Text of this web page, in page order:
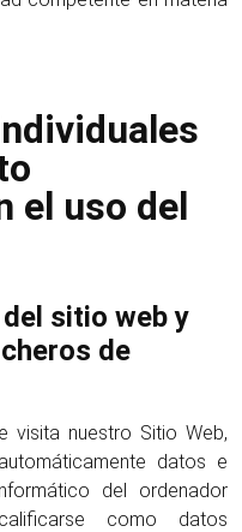
el uso del
sitio web y
de
nuestro Sitio Web,
datos e
del ordenador
como datos